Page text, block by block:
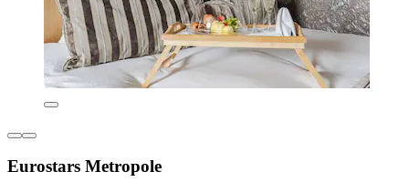
Eurostars Metropole